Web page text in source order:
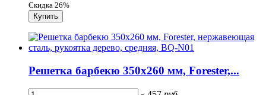
Скидка 26%
Решетка барбекю 350х260 мм, Forester,...